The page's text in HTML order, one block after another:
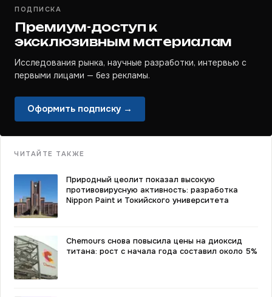
ПОДПИСКА
Премиум-доступ к
эксклюзивным материалам
Исследования рынка, научные разработки, интервью с
первыми лицами — без рекламы.
Оформить подписку →
ЧИТАЙТЕ ТАКЖЕ
Природный цеолит показал высокую
противовирусную активность: разработка
Nippon Paint и Токийского университета
Chemours снова повысила цены на диоксид
титана: рост с начала года составил около 5%